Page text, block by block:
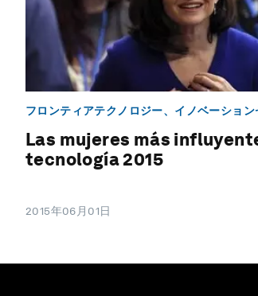
フロンティアテクノロジー、イノベーション
Las mujeres más
tecnología 2015
2015年06月01日